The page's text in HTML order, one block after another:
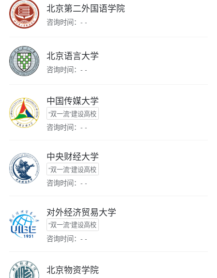
北京第二外国语学院
咨询时间：- -
北京语言大学
咨询时间：- -
中国传媒大学
“双一流”建设高校
咨询时间：- -
中央财经大学
“双一流”建设高校
咨询时间：- -
对外经济贸易大学
“双一流”建设高校
咨询时间：- -
北京物资学院